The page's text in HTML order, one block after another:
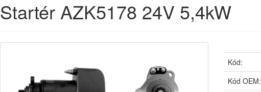
Startér AZK5178 24V 5,4kW
Kód:
Kód OEM: